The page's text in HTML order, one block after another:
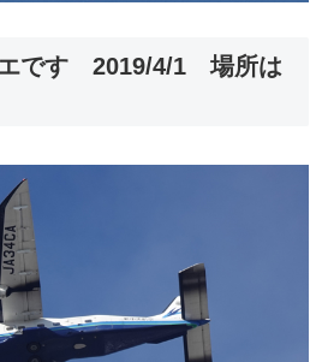
エです 2019/4/1 場所は